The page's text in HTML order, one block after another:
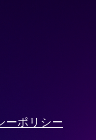
ーポリシー